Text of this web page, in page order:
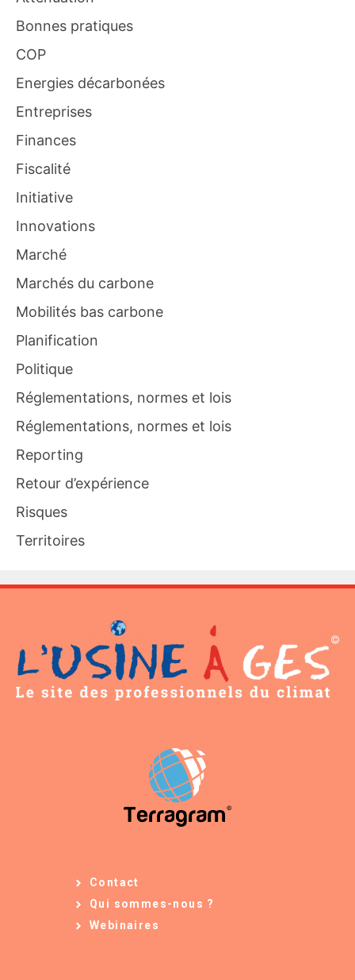
Bonnes pratiques
COP
Energies décarbonées
Entreprises
Finances
Fiscalité
Initiative
Innovations
Marché
Marchés du carbone
Mobilités bas carbone
Planification
Politique
Réglementations, normes et lois
Réglementations, normes et lois
Reporting
Retour d’expérience
Risques
Territoires
Contact
Qui sommes-nous ?
Webinaires